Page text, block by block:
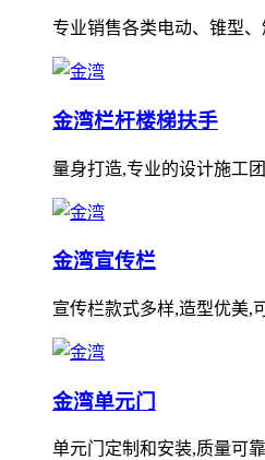
专业销售各类电动、锥型
金湾栏杆楼梯扶手
量身打造,专业的设计施工
金湾宣传栏
宣传栏款式多样,造型优美,
金湾单元门
单元门定制和安装,质量可